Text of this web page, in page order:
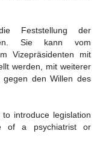
Feststellung der
Sie kann vom
Vizepräsidenten mit
werden, mit weiterer
gegen den Willen des
introduce legislation
of a psychiatrist or